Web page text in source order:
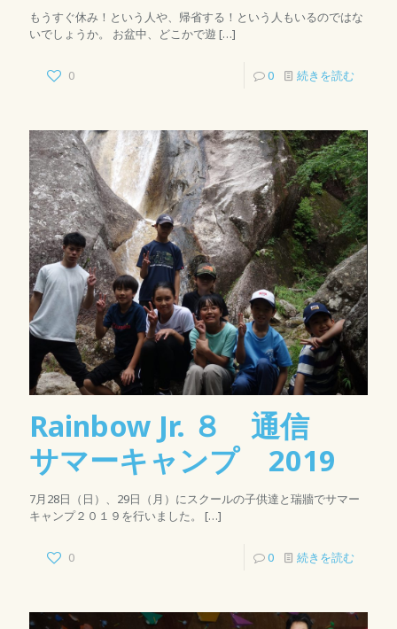
もうすぐ休み！という人や、帰省する！という人もいるのではな
いでしょうか。 お盆中、どこかで遊 […]
0 0 続きを読む
Rainbow Jr. ８ 通信
サマーキャンプ 2019
7月28日（日）、29日（月）にスクールの子供達と瑞牆でサマー
キャンプ２０１９を行いました。
[…]
0 0 続きを読む